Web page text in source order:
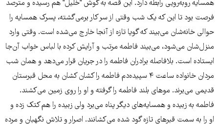
همسایه روبه‌رویی رابطه دارد. این قصه به گوش "خلیل" هم رسیده و مترصد
فرصت بود تا این که یک شب وقتی از سر کار برمی‌گشته، پسرک همسایه را
حوالی خانه‌شان می‌بیند که گویا تازه از آن‎جا خارج می‌شده است. وقتی وارد
منزل‌شان می‌شود، می‌بیند فاطمه مرتب و آرایش کرده با لباس خواب آن‌جا
ایستاده است. بلافاصله برادران فاطمه را در جریان قرار می‌دهد و‌‌‌ همان شب
مردان خانواده ساعت ۴ سپیده‌دم فاطمه را کشان کشان به محل قبرستان
قدیمی می‌برند. موهای بلند فاطمه را گرفته و او را روی زمین می‌کشند.
فاطمه به زبیده و همسایه‌های دیگر پناه می‌برد ولی زبیده را هم کتک زده و
او را به سمت قبرهای تازه گود شده می‌کشانند. اصرار و تلاش نگهبان و مرده